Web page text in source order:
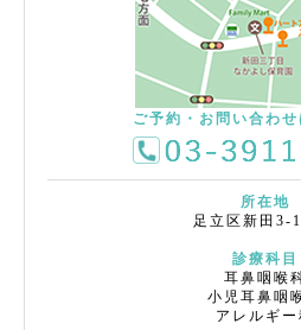
ご予約・お問い合わ
所在地
足立区新田3-
診療科目
耳鼻咽喉
小児耳鼻咽
アレルギー